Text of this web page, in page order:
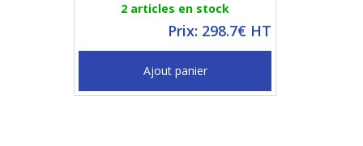
2 articles en stock
Prix: 298.7€ HT
Ajout panier